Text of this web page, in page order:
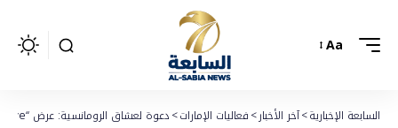
Aa
السابعة الإخبارية>آخر الأخبار>فعاليات الإمارات>دعوة لعشاق الرومانسية: عرض “Frozen Love” في “كوكا كولا أرينا”